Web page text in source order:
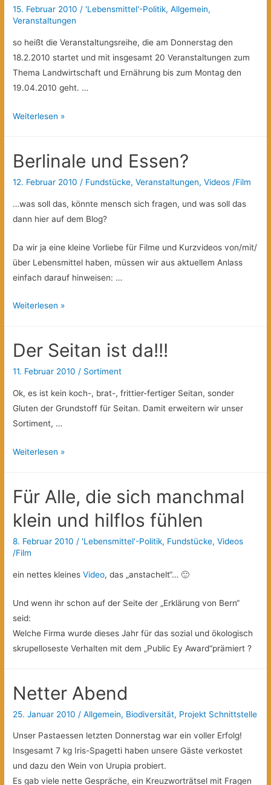
15. Februar 2010 / 'Lebensmittel'-Politik,Allgemein,
Veranstaltungen
so heißt die Veranstaltungsreihe, die am Donnerstag den
18.2.2010 startet und mit insgesamt 20 Veranstaltungen zum
Thema Landwirtschaft und Ernährung bis zum Montag den
19.04.2010 geht. …
„
vom
Weiterlesen »
Berlinale und Essen?
12. Februar 2010 / Fundstücke,Veranstaltungen,Videos /Film
…was soll das, könnte mensch sich fragen, und was soll das
dann hier auf dem Blog?
Da wir ja eine kleine Vorliebe für Filme und Kurzvideos von/mit/
über Lebensmittel haben, müssen wir aus aktuellem Anlass
einfach darauf hinweisen: …
Berlinale
Weiterlesen »
Der Seitan ist da!!!
11. Februar 2010 / Sortiment
Ok, es ist kein koch-, brat-, frittier-fertiger Seitan, sonder
Gluten der Grundstoff für Seitan. Damit erweitern wir unser
Sortiment, …
Der
da!!!
Weiterlesen »
Für Alle, die sich manchmal
klein und hilflos fühlen
8. Februar 2010 / 'Lebensmittel'-Politik, Fundstücke,Videos
/Film
ein nettes kleinesVideo, das „anstachelt“… 🙂
Und wenn ihr schon auf der Seite der „Erklärung von Bern“
seid:
Welche Firma wurde dieses Jahr für das sozial und ökologisch
skrupelloseste Verhalten mit dem „Public Ey Award“prämiert ?
Netter Abend
25. Januar 2010 /Allgemein, Biodiversität, Projekt Schnittstelle
Unser Pastaessen letzten Donnerstag war ein voller Erfolg!
Insgesamt 7 kg Iris-Spagetti haben unsere Gäste verkostet
und dazu den Wein von Urupia probiert.
Es gab viele nette Gespräche, ein Kreuzworträtsel mit Fragen